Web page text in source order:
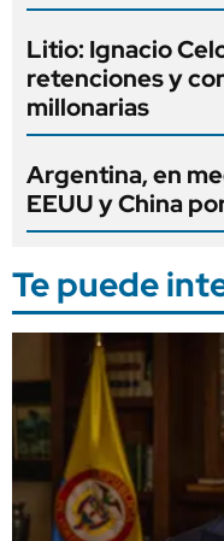
Litio: Ignacio
retenciones y
millonarias
Argentina, en
EEUU y China
Te puede